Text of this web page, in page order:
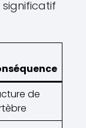
de